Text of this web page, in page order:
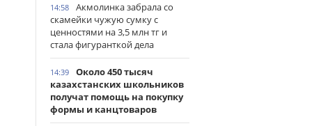
14:58
Акмолинка забрала со
скамейки чужую сумку с
ценностями на 3,5 млн тг и
стала фигуранткой дела
14:39
Около 450 тысяч
казахстанских школьников
получат помощь на покупку
формы и канцтоваров